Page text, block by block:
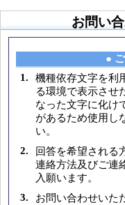
お問い
●
1.
機種依存文字を利
る環境で表示させ
なった文字に化け
があるため使用し
い。
2.
回答を希望される
連絡方法及びご連
入願います。
3.
お問い合わせいた